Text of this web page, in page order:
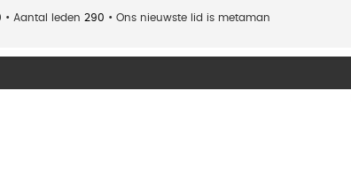
• Aantal leden 290 • Ons nieuwste lid is metaman